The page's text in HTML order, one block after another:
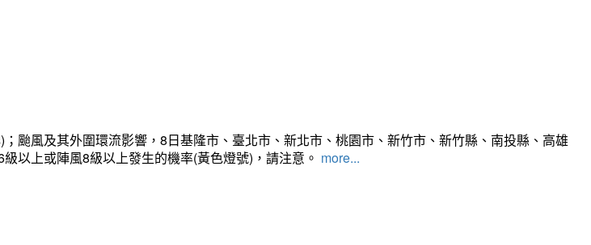
颱風及其外圍環流影響，8日基隆市、臺北市、新北市、桃園市、新竹市、新竹縣、南投縣、高雄
以上或陣風8級以上發生的機率(黃色燈號)，請注意。 more...